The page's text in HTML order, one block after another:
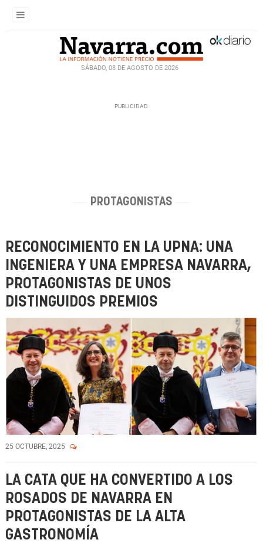
SÁBADO, 08 DE AGOSTO DE 2026
PROTAGONISTAS
RECONOCIMIENTO EN LA UPNA: UNA
INGENIERA Y UNA EMPRESA NAVARRA,
PROTAGONISTAS DE UNOS
DISTINGUIDOS PREMIOS
25 OCTUBRE, 2025
LA CATA QUE HA CONVERTIDO A LOS
ROSADOS DE NAVARRA EN
PROTAGONISTAS DE LA ALTA
GASTRONOMÍA